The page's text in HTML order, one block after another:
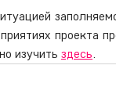
проекта
изучить здесь.